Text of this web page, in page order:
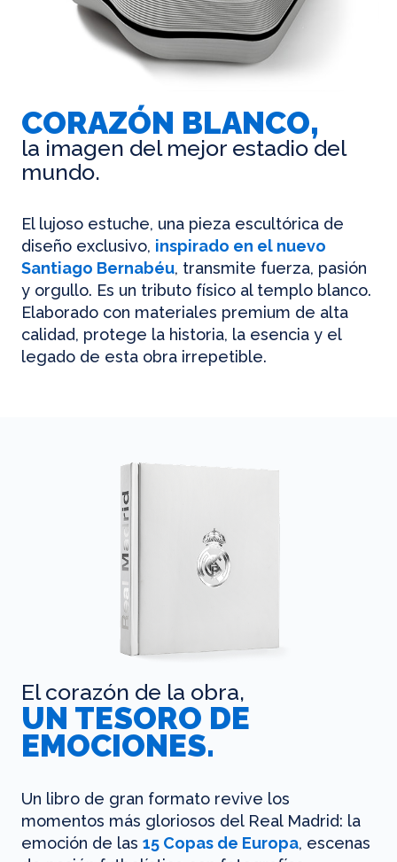
CORAZÓN BLANCO,
la imagen del mejor estadio del
mundo.
El lujoso estuche, una pieza escultórica de
diseño exclusivo, inspirado en el nuevo
Santiago Bernabéu, transmite fuerza, pasión
y orgullo. Es un tributo físico al templo blanco.
Elaborado con materiales premium de alta
calidad, protege la historia, la esencia y el
legado de esta obra irrepetible.
El corazón de la obra,
UN TESORO DE
EMOCIONES.
Un libro de gran formato revive los
momentos más gloriosos del Real Madrid: la
emoción de las 15 Copas de Europa, escenas